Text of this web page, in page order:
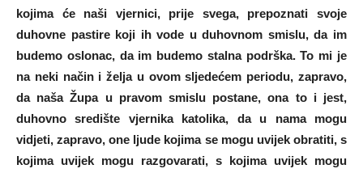
kojima će naši vjernici, prije svega, prepoznati svoje
duhovne pastire koji ih vode u duhovnom smislu, da im
budemo oslonac, da im budemo stalna podrška. To mi je
na neki način i želja u ovom sljedećem periodu, zapravo,
da naša Župa u pravom smislu postane, ona to i jest,
duhovno središte vjernika katolika, da u nama mogu
vidjeti, zapravo, one ljude kojima se mogu uvijek obratiti, s
kojima uvijek mogu razgovarati, s kojima uvijek mogu